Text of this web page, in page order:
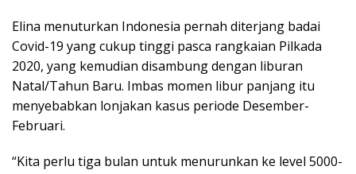
Elina menuturkan Indonesia pernah diterjang badai
Covid-19 yang cukup tinggi pasca rangkaian Pilkada
2020, yang kemudian disambung dengan liburan
Natal/Tahun Baru. Imbas momen libur panjang itu
menyebabkan lonjakan kasus periode Desember-
Februari.
“Kita perlu tiga bulan untuk menurunkan ke level 5000-